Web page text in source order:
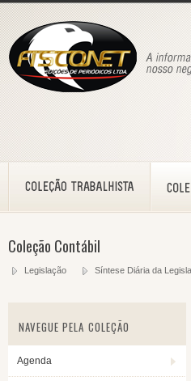
Coleção Contábil
Legislação Síntese Diária da
NAVEGUE PELA COLEÇÃO
Agenda